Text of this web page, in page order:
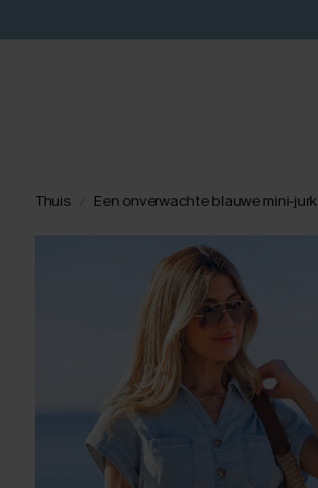
Thuis Een onverwachte blauwe mini-jurk